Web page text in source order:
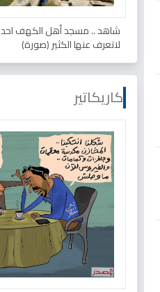
شاهد .. مسجد أهل الكهف احد
لاتعرف عنها الكثير (صورة)
كاريكاتير